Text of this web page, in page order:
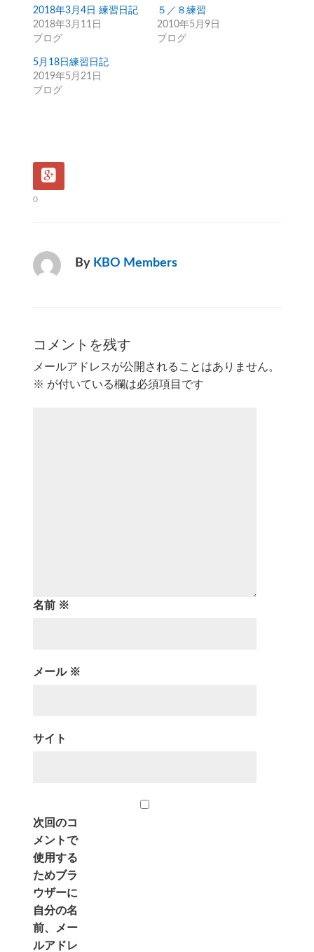
2018年3月4日 練習日記
2018年3月11日
ブログ
５／８練習
2010年5月9日
ブログ
5月18日練習日記
2019年5月21日
ブログ
0
By KBO Members
コメントを残す
メールアドレスが公開されることはありません。
※ が付いている欄は必須項目です
名前 ※
メール ※
サイト
次回のコ
メントで
使用する
ためブラ
ウザーに
自分の名
前、メー
ルアドレ